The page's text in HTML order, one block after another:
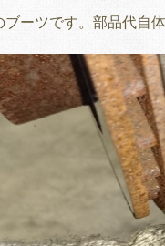
ーツです。部品代自体